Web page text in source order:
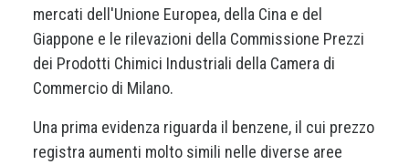
mercati dell'Unione Europea, della Cina e del
Giappone e le rilevazioni della Commissione Prezzi
dei Prodotti Chimici Industriali della Camera di
Commercio di Milano.
Una prima evidenza riguarda il benzene, il cui prezzo
registra aumenti molto simili nelle diverse aree